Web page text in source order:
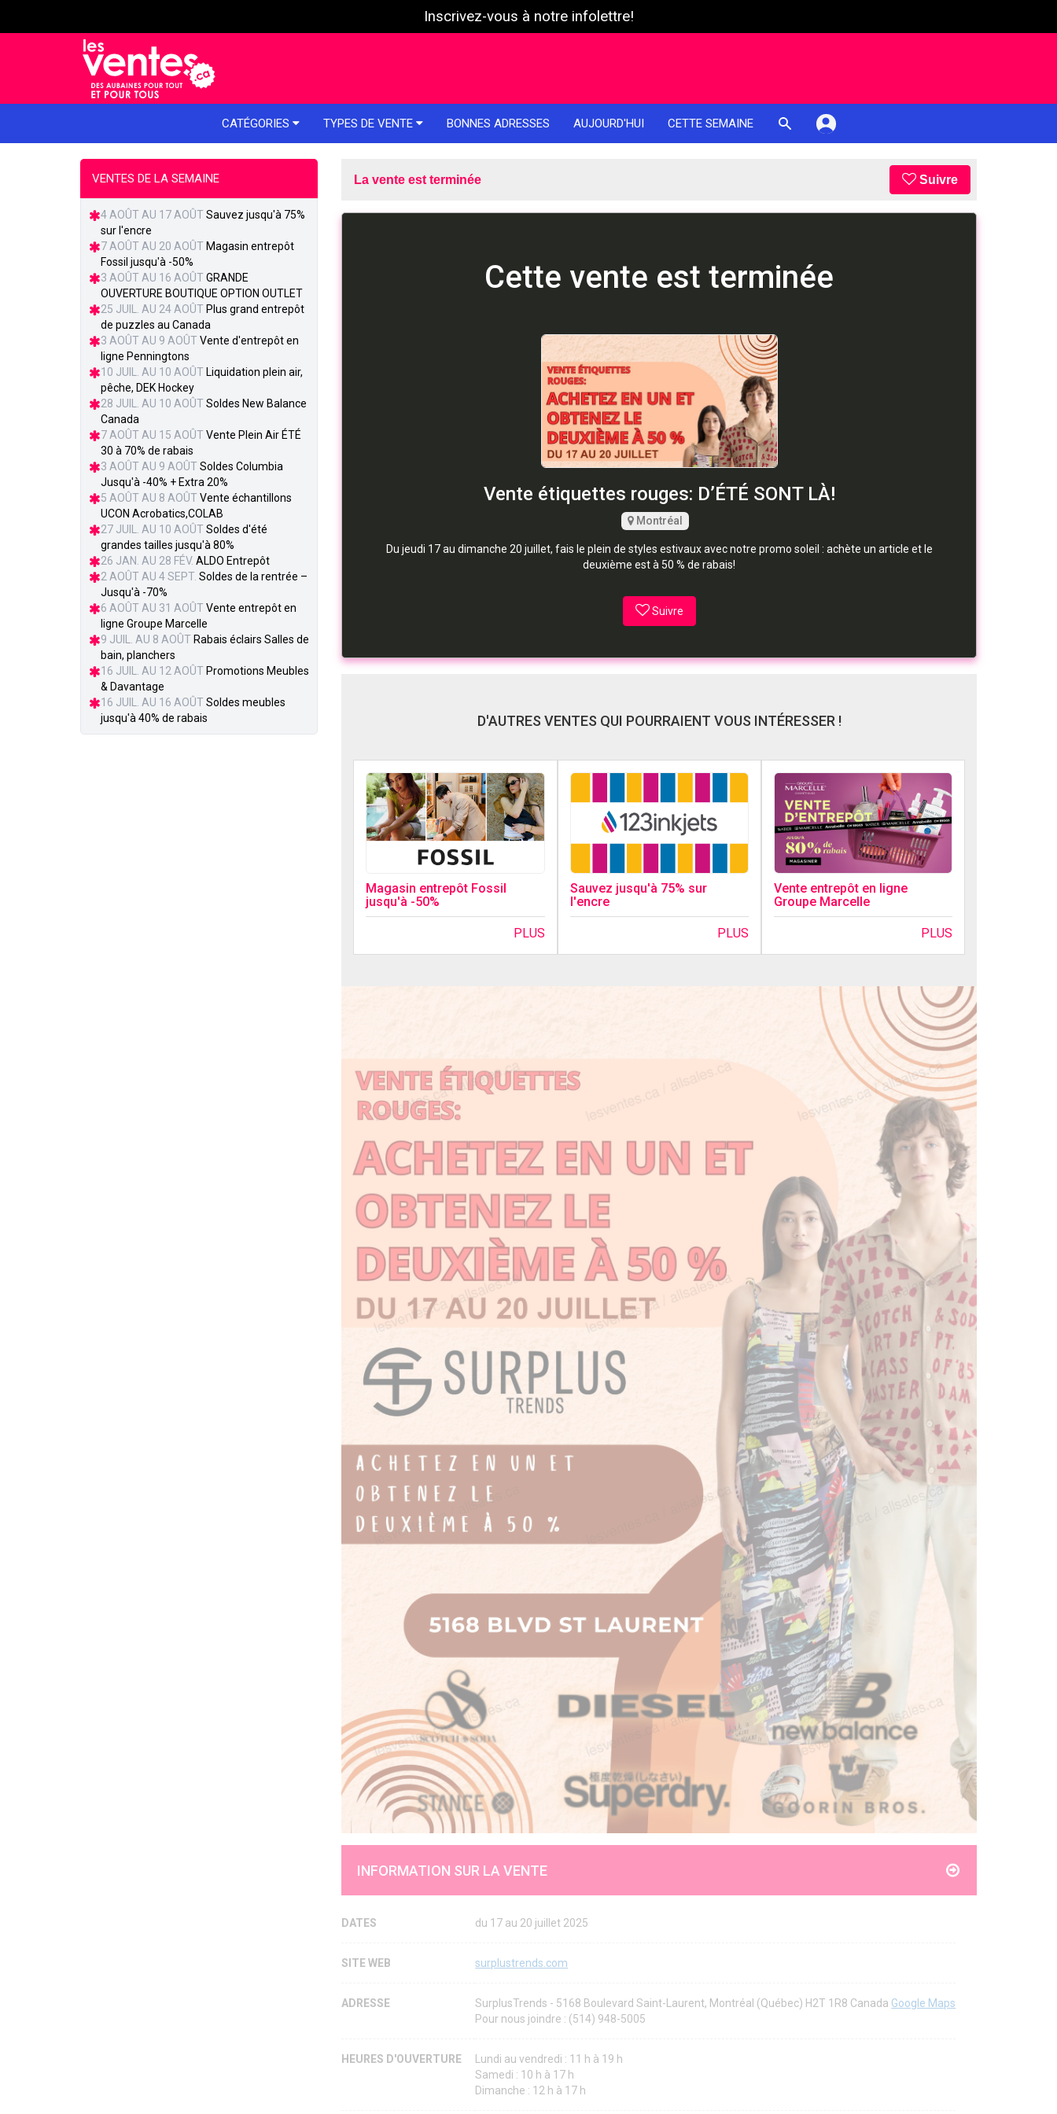
Inscrivez-vous à notre infolettre!
CATÉGORIES TYPES DE VENTE BONNES ADRESSES AUJOURD'HUI CETTE SEMAINE
La vente est terminée Suivre
Cette vente est terminée
Vente étiquettes rouges: D’ÉTÉ SONT LÀ!
Montréal
Du jeudi 17 au dimanche 20 juillet, fais le plein de styles estivaux avec notre promo soleil : achète un article et le
deuxième est à 50 % de rabais!
Suivre
D'AUTRES VENTES QUI POURRAIENT VOUS INTÉRESSER !
Magasin entrepôt Fossil
jusqu'à -50%
PLUS
Sauvez jusqu'à 75% sur
l'encre
PLUS
Vente entrepôt en ligne
Groupe Marcelle
PLUS
INFORMATION SUR LA VENTE
DATES du 17 au 20 juillet 2025
SITE WEB surplustrends.com
ADRESSE SurplusTrends - 5168 Boulevard Saint-Laurent, Montréal (Québec) H2T 1R8 Canada Google Maps
Pour nous joindre : (514) 948-5005
HEURES D'OUVERTURE
Lundi au vendredi : 11 h à 19 h
Samedi : 10 h à 17 h
Dimanche : 12 h à 17 h
VENTES DE LA SEMAINE
4 AOÛT AU 17 AOÛT Sauvez jusqu'à 75%
sur l'encre
7 AOÛT AU 20 AOÛT Magasin entrepôt
Fossil jusqu'à -50%
3 AOÛT AU 16 AOÛT GRANDE
OUVERTURE BOUTIQUE OPTION OUTLET
25 JUIL. AU 24 AOÛT Plus grand entrepôt
de puzzles au Canada
3 AOÛT AU 9 AOÛT Vente d'entrepôt en
ligne Penningtons
10 JUIL. AU 10 AOÛT Liquidation plein air,
pêche, DEK Hockey
28 JUIL. AU 10 AOÛT Soldes New Balance
Canada
7 AOÛT AU 15 AOÛT Vente Plein Air ÉTÉ
30 à 70% de rabais
3 AOÛT AU 9 AOÛT Soldes Columbia
Jusqu'à -40% + Extra 20%
5 AOÛT AU 8 AOÛT Vente échantillons
UCON Acrobatics,COLAB
27 JUIL. AU 10 AOÛT Soldes d'été
grandes tailles jusqu'à 80%
26 JAN. AU 28 FÉV. ALDO Entrepôt
2 AOÛT AU 4 SEPT. Soldes de la rentrée –
Jusqu'à -70%
6 AOÛT AU 31 AOÛT Vente entrepôt en
ligne Groupe Marcelle
9 JUIL. AU 8 AOÛT Rabais éclairs Salles de
bain, planchers
16 JUIL. AU 12 AOÛT Promotions Meubles
& Davantage
16 JUIL. AU 16 AOÛT Soldes meubles
jusqu'à 40% de rabais